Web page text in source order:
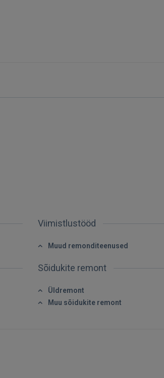
GOOGLE
in with Apple
Viimistlustööd
Muud remonditeenused
Sõidukite remont
Üldremont
Muu sõidukite remont